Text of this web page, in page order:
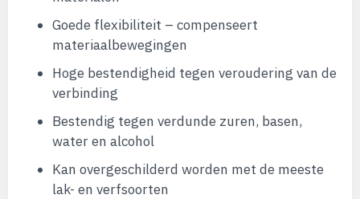
Goede flexibiliteit – compenseert
materiaalbewegingen
Hoge bestendigheid tegen veroudering van de
verbinding
Bestendig tegen verdunde zuren, basen,
water en alcohol
Kan overgeschilderd worden met de meeste
lak- en verfsoorten